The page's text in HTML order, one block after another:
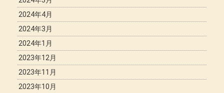
2024年4月
2024年3月
2024年1月
2023年12月
2023年11月
2023年10月